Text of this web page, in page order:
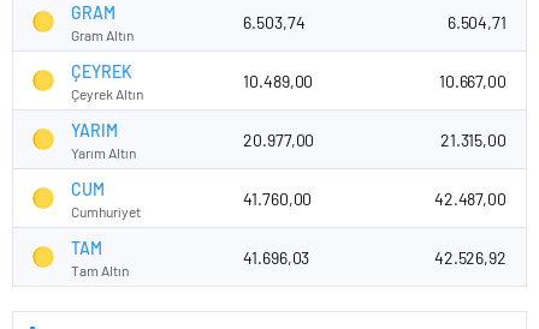
GRAM
Gram Altın
6.503,74 6.504,71
ÇEYREK
Çeyrek Altın
10.489,00 10.667,00
YARIM
Yarım Altın
20.977,00 21.315,00
CUM
Cumhuriyet
41.760,00 42.487,00
TAM
Tam Altın
41.696,03 42.526,92